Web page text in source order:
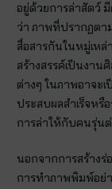
อยู่ด้วยการล่าสัตว์
ว่า ภาพที่ปรากฏตา
สื่อสารกันในหมู่เหล่
สร้างสรรค์เป็นงา
ต่างๆ ในภาพอาจะ
ประสบผลสำเร็จห
การล่าให้กับคนรุ่นต่
นอกจากการสร้าง
การทำภาพพิมพ์อย่